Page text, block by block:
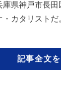
県神戸市長
カタリスト
記事全文